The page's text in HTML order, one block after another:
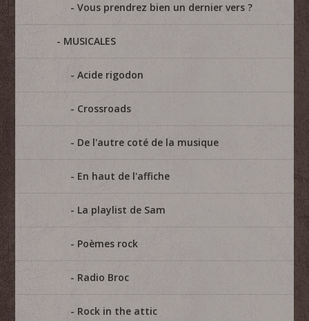
Vous prendrez bien un dernier vers ?
MUSICALES
Acide rigodon
Crossroads
De l'autre coté de la musique
En haut de l'affiche
La playlist de Sam
Poèmes rock
Radio Broc
Rock in the attic